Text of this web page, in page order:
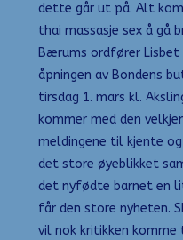
dette går ut på. Alt
thai massasje sex å gå
Bærums ordfører
åpningen av Bondens
tirsdag 1. mars kl.
kommer med den
meldingene til kjente
det store øyeblikket
det nyfødte barnet en
får den store nyheten.
vil nok kritikken